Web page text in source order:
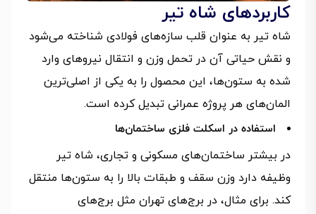
کاربردهای شاه تیر
شاه تیر به‌ عنوان قلب سازه‌های فولادی شناخته می‌شود
و نقش حیاتی آن در تحمل وزن و انتقال نیروهای وارد
شده به ستون‌ها، این محصول را به یکی از اصلی‌ترین
المان‌های هر پروژه عمرانی تبدیل کرده است.
استفاده در اسکلت فلزی ساختمان‌ها
در بیشتر ساختمان‌های مسکونی و تجاری، شاه تیر
وظیفه دارد وزن سقف و طبقات بالا را به ستون‌ها منتقل
کند. برای مثال، در برج‌های تهران مثل برج‌های